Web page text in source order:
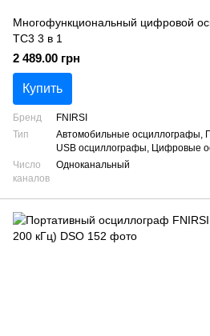
Многофункциональный цифровой
TC3 3 в 1
2 489.00 грн
Купить
Бренд
FNIRSI
Тип
Автомобильные осциллографы,
USB осциллографы, Цифровые
Число
каналов
Одноканальный